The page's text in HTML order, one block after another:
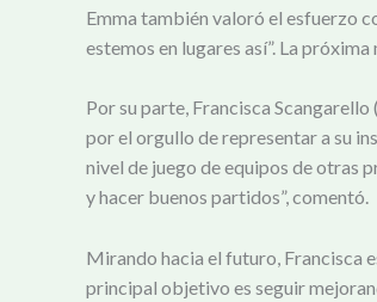
Emma también valoró el esfuerzo
estemos en lugares así”. La
Por su parte, Francisca
por el orgullo de representar a su
nivel de juego de equipos de otras
y hacer buenos partidos”, comentó.
Mirando hacia el futuro, Francisca
principal objetivo es seguir